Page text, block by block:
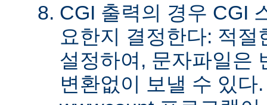
CGI 출력의 경우 CGI
요한지 결정한다: 적
설정하여, 문자파일은
변환없이 보낼 수 있다